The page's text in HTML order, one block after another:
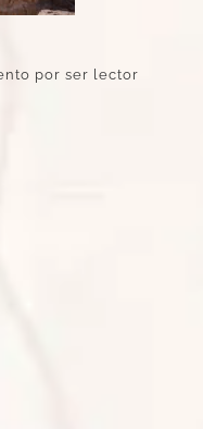
por ser lector